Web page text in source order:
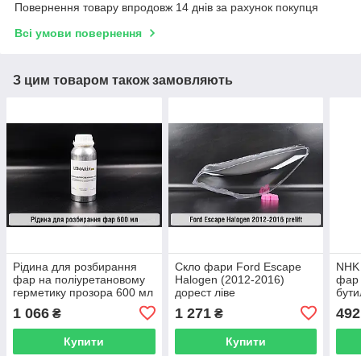
Повернення товару впродовж 14 днів за рахунок покупця
Всі умови повернення
З цим товаром також замовляють
Рідина для розбирання
фар на поліуретановому
герметику прозора 600 мл
1 066 ₴
Купити
Скло фари Ford Escape
Halogen (2012-2016)
дорест ліве
1 271₴
Купити
фар
492